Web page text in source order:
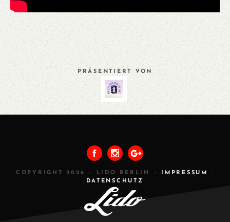
PRÄSENTIERT VON
COPYRIGHT 2026 – LIDO BERLIN – IMPRESSUM
-
DATENSCHUTZ